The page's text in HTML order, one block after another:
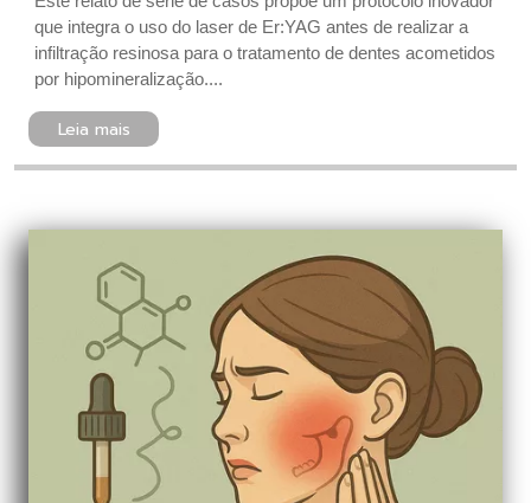
que integra o uso do laser de Er:YAG antes de realizar a
infiltração resinosa para o tratamento de dentes acometidos
por hipomineralização....
Leia mais